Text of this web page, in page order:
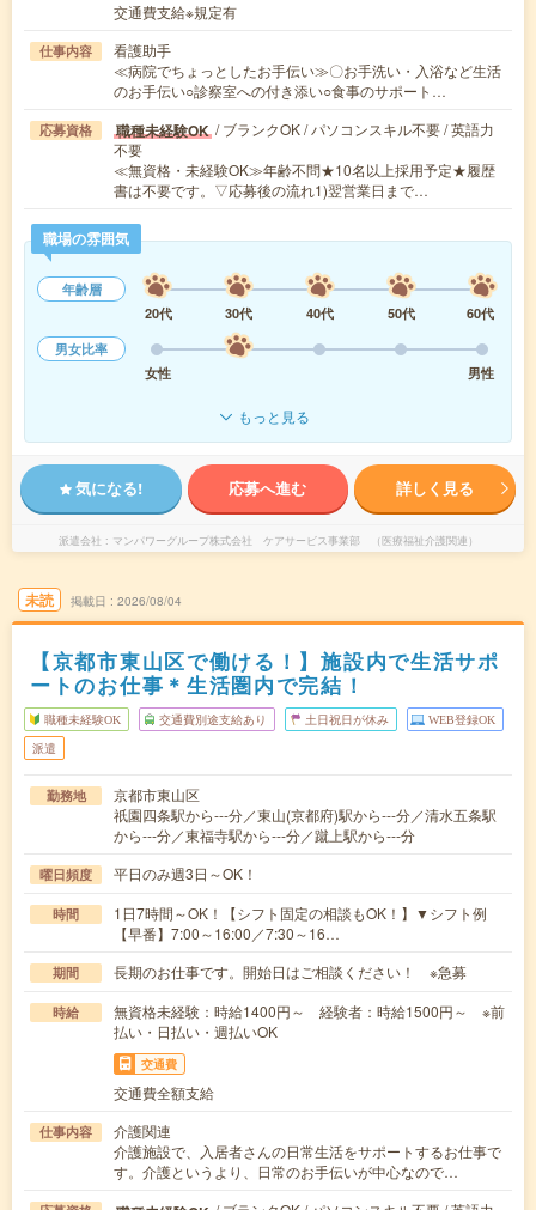
交通費支給※規定有
仕事内容
看護助手
≪病院でちょっとしたお手伝い≫〇お手洗い・入浴など生活
のお手伝い○診察室への付き添い○食事のサポート…
応募資格 職種未経験OK / ブランクOK / パソコンスキル不要 / 英語力
不要
≪無資格・未経験OK≫年齢不問★10名以上採用予定★履歴
書は不要です。▽応募後の流れ1)翌営業日まで…
職場の雰囲気
年齢層
20代
30代 40代 50代
60代
男女比率
女性
男性
もっと見る
気になる! 応募へ進む 詳しく見る
派遣会社 マンパワーグループ株式会社 ケアサービス事業部 （医療福祉介護関連）
未読 掲載日 2026/08/04
【京都市東山区で働ける！】施設内で生活サポ
ートのお仕事＊生活圏内で完結！
職種未経験OK 交通費別途支給あり 土日祝日が休み WEB登録OK
派遣
勤務地
京都市東山区
祇園四条駅から---分／東山(京都府)駅から---分／清水五条駅
から---分／東福寺駅から---分／蹴上駅から---分
曜日頻度 平日のみ週3日～OK！
時間
1日7時間～OK！【シフト固定の相談もOK！】▼シフト例
【早番】7:00～16:00／7:30～16…
期間 長期のお仕事です。開始日はご相談ください！ ※急募
時給
無資格未経験：時給1400円～ 経験者：時給1500円～ ※前
払い・日払い・週払いOK
交通費
交通費全額支給
仕事内容
介護関連
介護施設で、入居者さんの日常生活をサポートするお仕事で
す。介護というより、日常のお手伝いが中心なので…